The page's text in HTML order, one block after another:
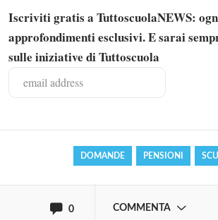
Iscriviti gratis a TuttoscuolaNEWS:
approfondimenti esclusivi. E sarai
sulle iniziative di Tuttoscuola
DOMANDE PENSIONI
0 COMMENTA
Solo gli utenti registrati
commentare!